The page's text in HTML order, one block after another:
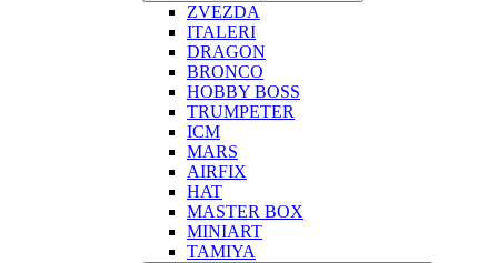
ZVEZDA
ITALERI
DRAGON
BRONCO
HOBBY BOSS
TRUMPETER
ICM
MARS
AIRFIX
HAT
MASTER BOX
MINIART
TAMIYA